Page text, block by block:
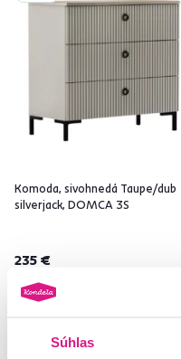
Súhlas
Komoda, sivohnedá Taupe/dub
silverjack, DOMCA 3S
235 €